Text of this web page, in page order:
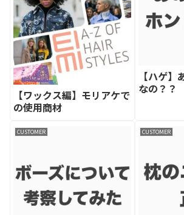
【ワックス編】モリアケで
の使用商材
【ハゲ
なの？？
CUSTOMER CUSTOMER